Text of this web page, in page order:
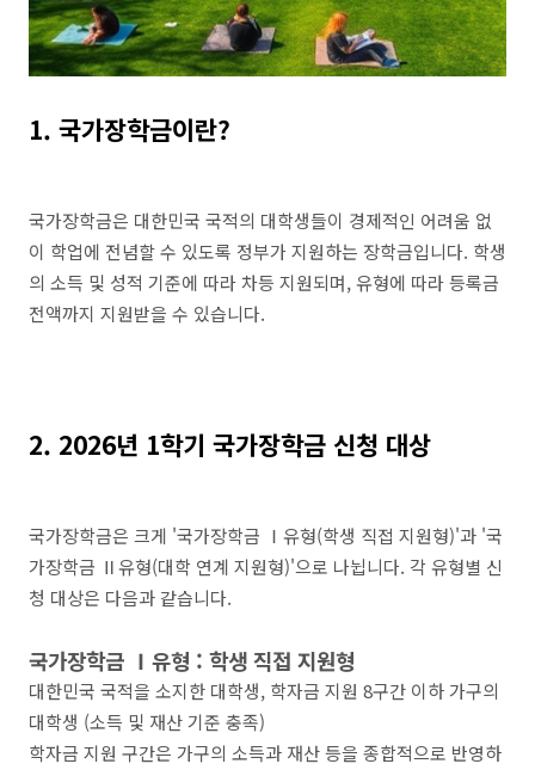
1. 국가장학금이란?
국가장학금은 대한민국 국적의 대학생들이 경제적인 어려움 없
이 학업에 전념할 수 있도록 정부가 지원하는 장학금입니다. 학생
의 소득 및 성적 기준에 따라 차등 지원되며, 유형에 따라 등록금
전액까지 지원받을 수 있습니다.
2. 2026년 1학기 국가장학금 신청 대상
국가장학금은 크게 '국가장학금 Ⅰ유형(학생 직접 지원형)'과 '국
가장학금 Ⅱ유형(대학 연계 지원형)'으로 나뉩니다. 각 유형별 신
청 대상은 다음과 같습니다.
국가장학금 Ⅰ유형 : 학생 직접 지원형
대한민국 국적을 소지한 대학생, 학자금 지원 8구간 이하 가구의
대학생 (소득 및 재산 기준 충족)
학자금 지원 구간은 가구의 소득과 재산 등을 종합적으로 반영하